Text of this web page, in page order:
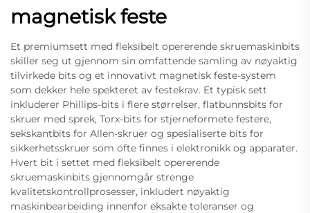
magnetisk feste
Et premiumsett med fleksibelt opererende skruemaskinbits
skiller seg ut gjennom sin omfattende samling av nøyaktig
tilvirkede bits og et innovativt magnetisk feste-system
som dekker hele spekteret av festekrav. Et typisk sett
inkluderer Phillips-bits i flere størrelser, flatbunnsbits for
skruer med sprek, Torx-bits for stjerneformete festere,
sekskantbits for Allen-skruer og spesialiserte bits for
sikkerhetsskruer som ofte finnes i elektronikk og apparater.
Hvert bit i settet med fleksibelt opererende
skruemaskinbits gjennomgår strenge
kvalitetskontrollprosesser, inkludert nøyaktig
maskinbearbeiding innenfor eksakte toleranser og